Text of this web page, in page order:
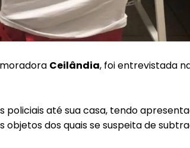
Ceilândia, foi entrevistada
policiais até sua casa, tendo
dos quais se suspeita de